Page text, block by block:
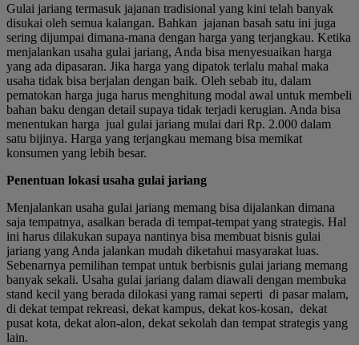
Gulai jariang termasuk jajanan tradisional yang kini telah banyak
disukai oleh semua kalangan. Bahkan jajanan basah satu ini juga
sering dijumpai dimana-mana dengan harga yang terjangkau. Ketika
menjalankan usaha gulai jariang, Anda bisa menyesuaikan harga
yang ada dipasaran. Jika harga yang dipatok terlalu mahal maka
usaha tidak bisa berjalan dengan baik. Oleh sebab itu, dalam
pematokan harga juga harus menghitung modal awal untuk membeli
bahan baku dengan detail supaya tidak terjadi kerugian. Anda bisa
menentukan harga jual gulai jariang mulai dari Rp. 2.000 dalam
satu bijinya. Harga yang terjangkau memang bisa memikat
konsumen yang lebih besar.
Penentuan lokasi usaha gulai jariang
Menjalankan usaha gulai jariang memang bisa dijalankan dimana
saja tempatnya, asalkan berada di tempat-tempat yang strategis. Hal
ini harus dilakukan supaya nantinya bisa membuat bisnis gulai
jariang yang Anda jalankan mudah diketahui masyarakat luas.
Sebenarnya pemilihan tempat untuk berbisnis gulai jariang memang
banyak sekali. Usaha gulai jariang dalam diawali dengan membuka
stand kecil yang berada dilokasi yang ramai seperti di pasar malam,
di dekat tempat rekreasi, dekat kampus, dekat kos-kosan, dekat
pusat kota, dekat alon-alon, dekat sekolah dan tempat strategis yang
lain.